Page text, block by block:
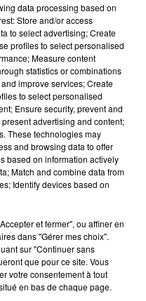
6h32
6h32
data processing based on
Store and/or access
to select advertising; Create
profiles to select personalised
Measure content
statistics or combinations
improve services; Create
to select personalised
Ensure security, prevent and
advertising and content;
These technologies may
and browsing data to offer
based on information actively
Match and combine data from
Identify devices based on
et fermer", ou affiner en
dans "Gérer mes choix".
sur "Continuer sans
que pour ce site. Vous
votre consentement à tout
en bas de chaque page.